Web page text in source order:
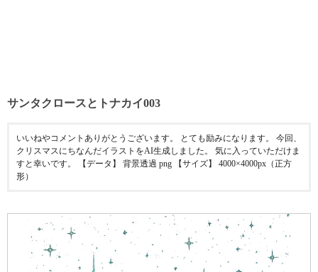
サンタクロースとトナカイ003
いいねやコメントありがとうございます。 とても励みになります。 今回、
クリスマスにちなんだイラストをAI生成しました。 気に入っていただけま
すと幸いです。 【データ】 背景透過 png 【サイズ】 4000×4000px（正方
形）